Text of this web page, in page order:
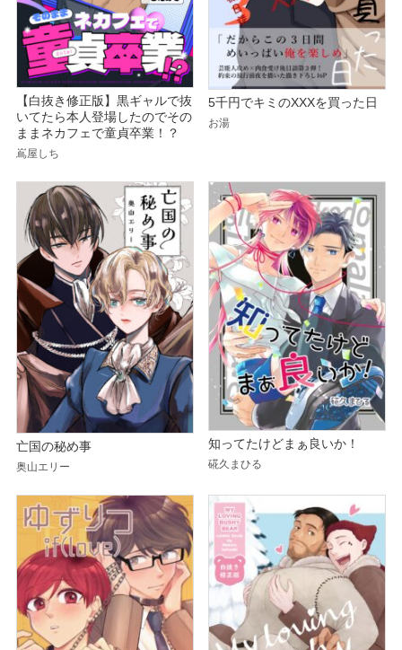
【白抜き修正版】黒ギャルで抜
いてたら本人登場したのでその
ままネカフェで童貞卒業！？
嶌屋しち
5千円でキミのXXXを買った日
お湯
亡国の秘め事
奥山エリー
知ってたけどまぁ良いか！
硴久まひる